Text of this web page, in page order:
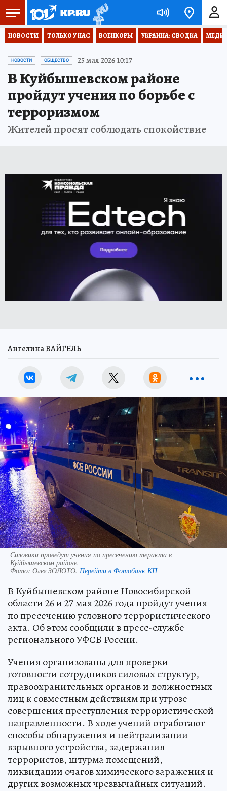
НОВОСТИ ТОЛЬКО У НАС ВОЕНКОРЫ УКРАИНА: СВОДКА
НОВОСТИ ОБЩЕСТВО 25 мая 2026 10:17
В Куйбышевском районе
пройдут учения по борьбе с
терроризмом
Жителей просят соблюдать спокойствие
Ангелина ВАЙГЕЛЬ
Силовики проведут учения по пресечению теракта в
Куйбышевском районе.
Фото: Олег ЗОЛОТО. Перейти в Фотобанк КП
В Куйбышевском районе Новосибирской
области 26 и 27 мая 2026 года пройдут учения
по пресечению условного террористического
акта. Об этом сообщили в пресс-службе
регионального УФСБ России.
Учения организованы для проверки
готовности сотрудников силовых структур,
правоохранительных органов и должностных
лиц к совместным действиям при угрозе
совершения преступления террористической
направленности. В ходе учений отработают
способы обнаружения и нейтрализации
взрывного устройства, задержания
террористов, штурма помещений,
ликвидации очагов химического заражения и
других возможных чрезвычайных ситуаций.